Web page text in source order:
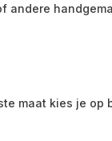
andere
maat kies je